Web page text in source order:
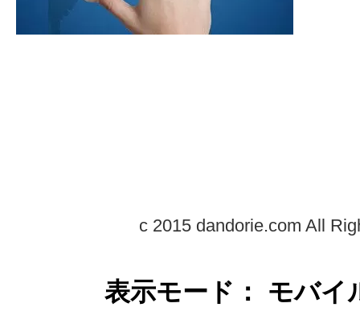
c 2015 dandorie.com All
表示モード： モバ